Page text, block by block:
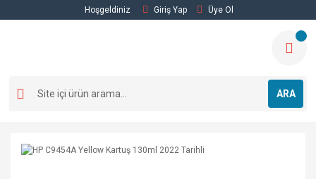
Hoşgeldiniz Giriş Yap Üye Ol
ARA